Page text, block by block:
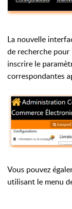
La nouvelle
de recherche
inscrire le
correspondantes
Vous pouvez
utilisant le menu